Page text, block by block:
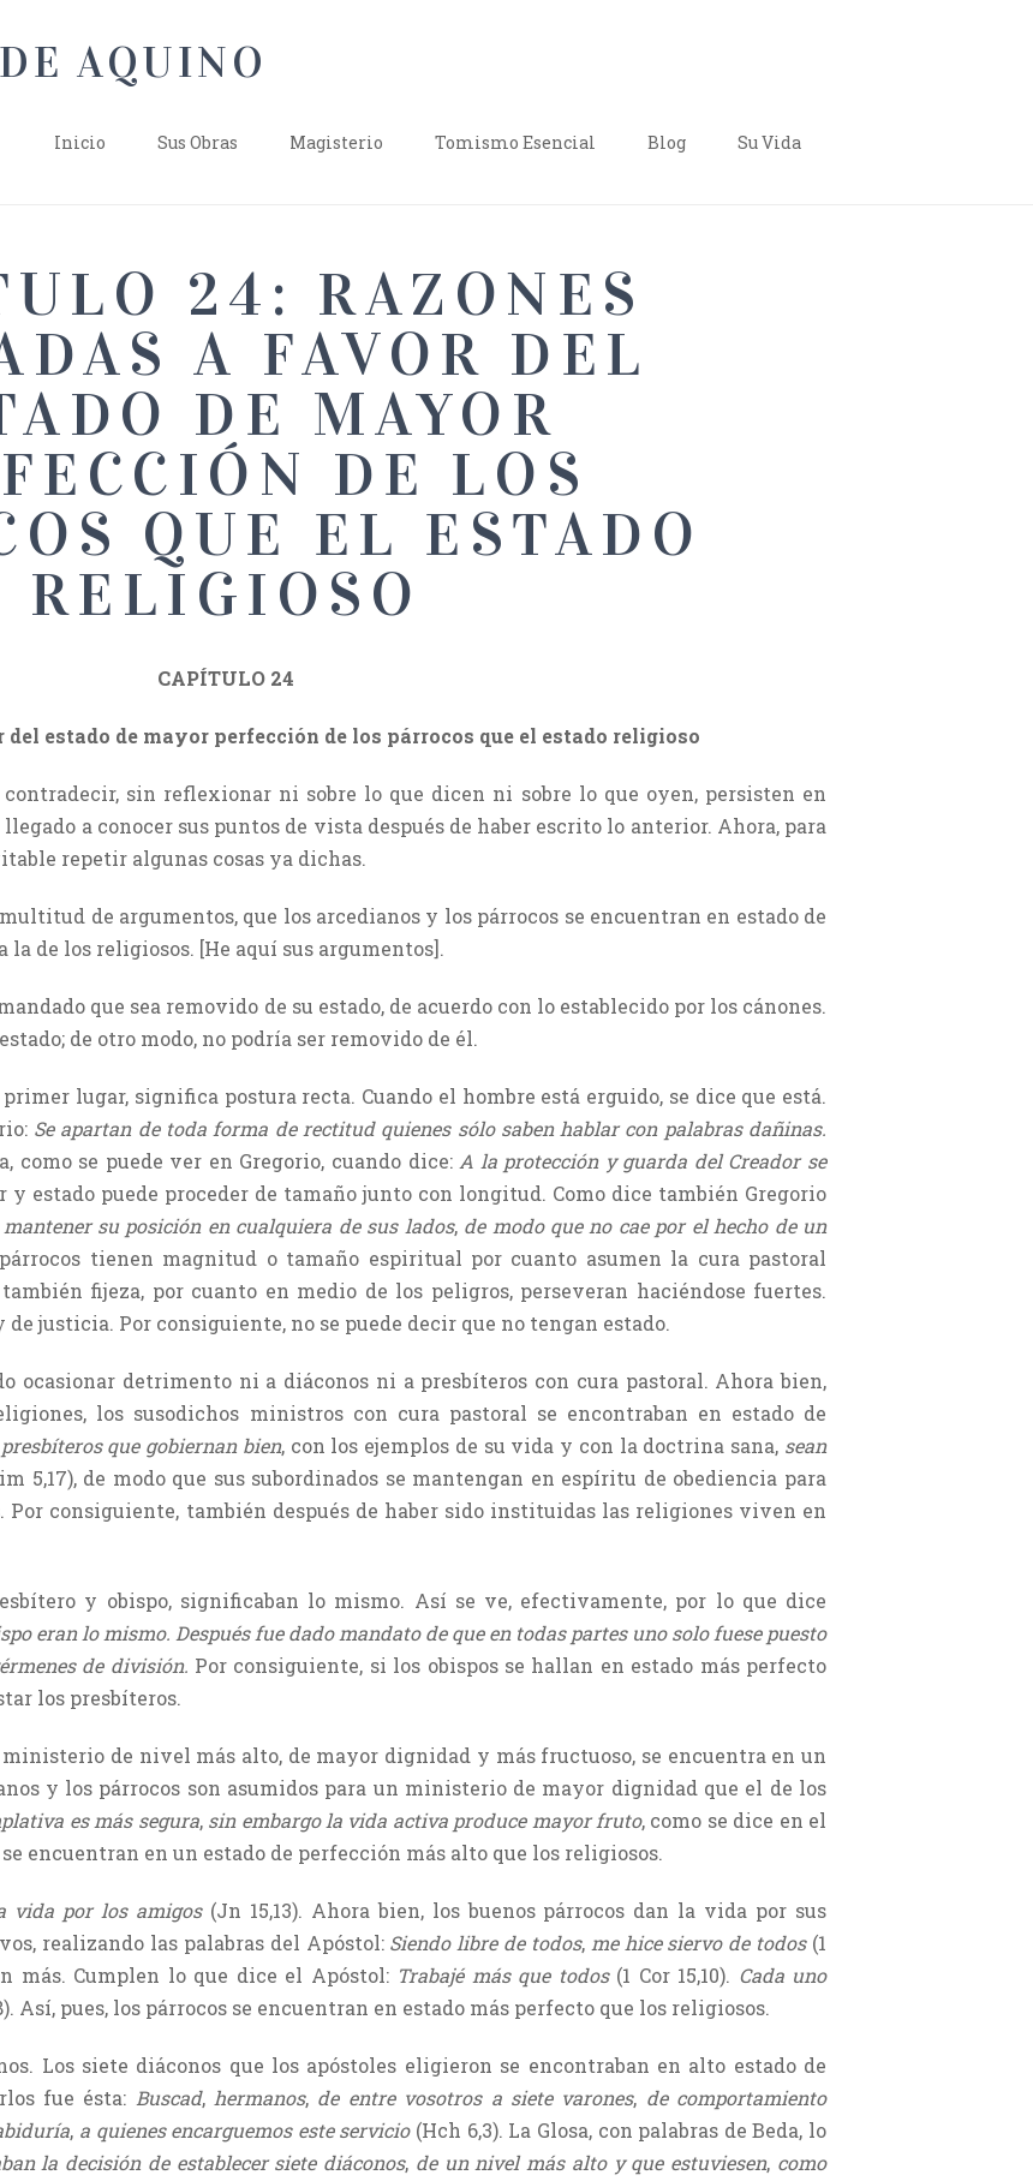
Inicio Sus Obras Magisterio Tomismo Esencial Blog Su Vida
24: RAZONES
A FAVOR DEL
DE MAYOR
DE LOS
QUE EL ESTADO
RELIGIOSO
CAPÍTULO 24
del estado de mayor perfección de los párrocos que el estado religioso
sin reflexionar ni sobre lo que dicen ni sobre lo que oyen, persisten en
a conocer sus puntos de vista después de haber escrito lo anterior. Ahora, para
repetir algunas cosas ya dichas.
de argumentos, que los arcedianos y los párrocos se encuentran en estado de
de los religiosos. [He aquí sus argumentos].
que sea removido de su estado, de acuerdo con lo establecido por los cánones.
de otro modo, no podría ser removido de él.
lugar, significa postura recta. Cuando el hombre está erguido, se dice que está.
Se apartan de toda forma de rectitud quienes sólo saben hablar con palabras dañinas.
se puede ver en Gregorio, cuando dice: A la protección y guarda del Creador se
y estado puede proceder de tamaño junto con longitud. Como dice también Gregorio
su posición en cualquiera de sus lados,de modo que no cae por el hecho de un
tienen magnitud o tamaño espiritual por cuanto asumen la cura pastoral
fijeza, por cuanto en medio de los peligros, perseveran haciéndose fuertes.
justicia. Por consiguiente, no se puede decir que no tengan estado.
ocasionar detrimento ni a diáconos ni a presbíteros con cura pastoral. Ahora bien,
los susodichos ministros con cura pastoral se encontraban en estado de
que gobiernan bien, con los ejemplos de su vida y con la doctrina sana, sean
5,17), de modo que sus subordinados se mantengan en espíritu de obediencia para
Por consiguiente, también después de haber sido instituidas las religiones viven en
y obispo, significaban lo mismo. Así se ve, efectivamente, por lo que dice
eran lo mismo. Después fue dado mandato de que en todas partes uno solo fuese puesto
de división. Por consiguiente, si los obispos se hallan en estado más perfecto
los presbíteros.
ministerio de nivel más alto, de mayor dignidad y más fructuoso, se encuentra en un
y los párrocos son asumidos para un ministerio de mayor dignidad que el de los
es más segura,sin embargo la vida activa produce mayor fruto, como se dice en el
encuentran en un estado de perfección más alto que los religiosos.
vida por los amigos (Jn 15,13). Ahora bien, los buenos párrocos dan la vida por sus
realizando las palabras del Apóstol: Siendo libre de todos,me hice siervo de todos (1
más. Cumplen lo que dice el Apóstol: Trabajé más que todos (1 Cor 15,10). Cada uno
Así, pues, los párrocos se encuentran en estado más perfecto que los religiosos.
Los siete diáconos que los apóstoles eligieron se encontraban en alto estado de
fue ésta: Buscad,hermanos, de entre vosotros a siete varones, de comportamiento
, a quienes encarguemos este servicio (Hch 6,3). La Glosa, con palabras de Beda, lo
la decisión de establecer siete diáconos, de un nivel más alto y que estuviesen, como